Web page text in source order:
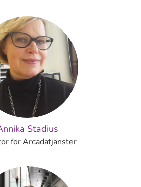
Stadius
för Arcadatjänster